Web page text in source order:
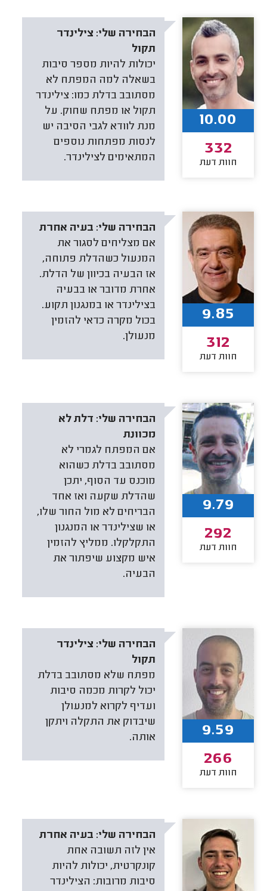
הבחירה שלי: צילינדר
תקול
יכולות להיות מספר סיבות
בשאלה למה המפתח לא
מסתובב בדלת כמו: צילינדר
תקול או מפתח שחוק. על
מנת לוודא לגבי הסיבה יש
לנסות מפתחות נוספים
המתאימים לצילינדר.
10.00
332
חוות דעת
הבחירה שלי: בעיה אחרת
אם מצליחים לסגור את
המנעול כשהדלת פתוחה,
אז הבעיה בכיוון של הדלת.
אחרת מדובר או בבעיה
בצילינדר או במנגנון תקוע.
בכול מקרה כדאי להזמין
מנעולן.
9.85
312
חוות דעת
הבחירה שלי: דלת לא
מכוונת
אם המפתח לגמרי לא
מסתובב בדלת כשהוא
מוכנס עד הסוף, יתכן
שהדלת שקעה ואז אחד
הבריחים לא מול החור שלו,
או שצילינדר או המנגנון
התקלקלו. ממליץ להזמין
איש מקצוע שיפתור את
הבעיה.
9.79
292
חוות דעת
הבחירה שלי: צילינדר
תקול
מפתח שלא מסתובב בדלת
יכול לקרות מכמה סיבות
ועדיף לקרוא למנעולן
שיבדוק את התקלה ויתקן
אותה.
9.59
266
חוות דעת
הבחירה שלי: בעיה אחרת
אין לזה תשובה אחת
קונקרטית, יכולות להיות
סיבות מרובות: הצילינדר